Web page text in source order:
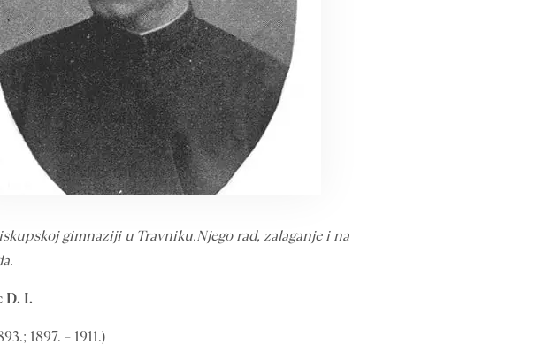
gimnaziji u Travniku.Njego rad, zalaganje i na
D. I.
1897. – 1911.)